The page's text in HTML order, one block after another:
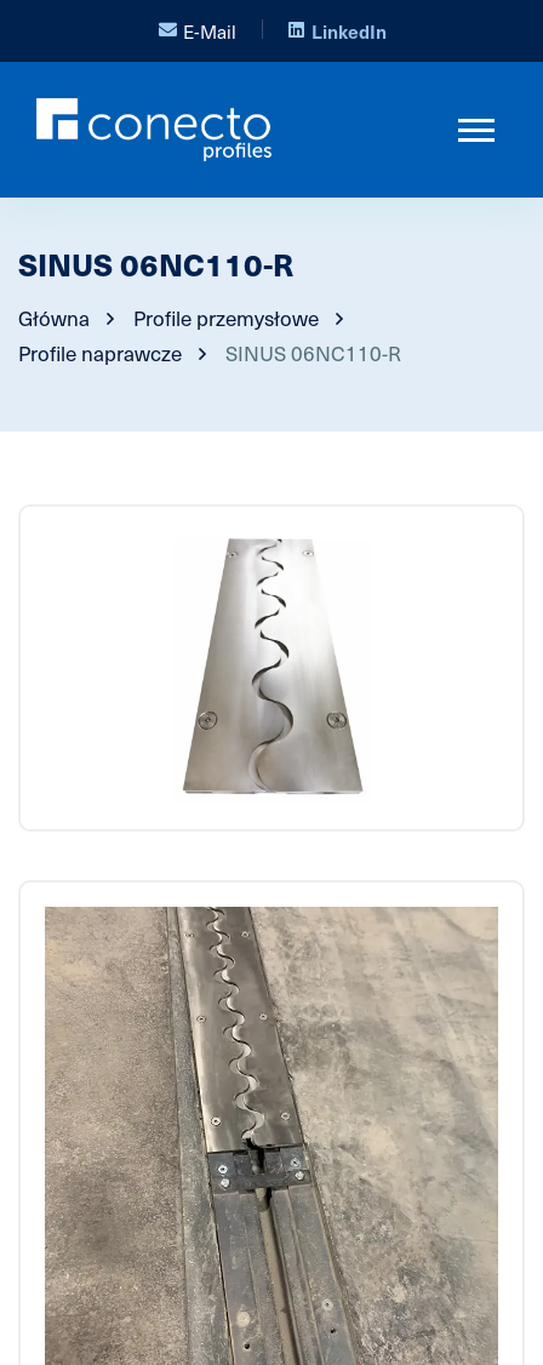
E-Mail LinkedIn
SINUS 06NC110-R
Główna
Profile przemysłowe
Profile naprawcze
SINUS 06NC110-R